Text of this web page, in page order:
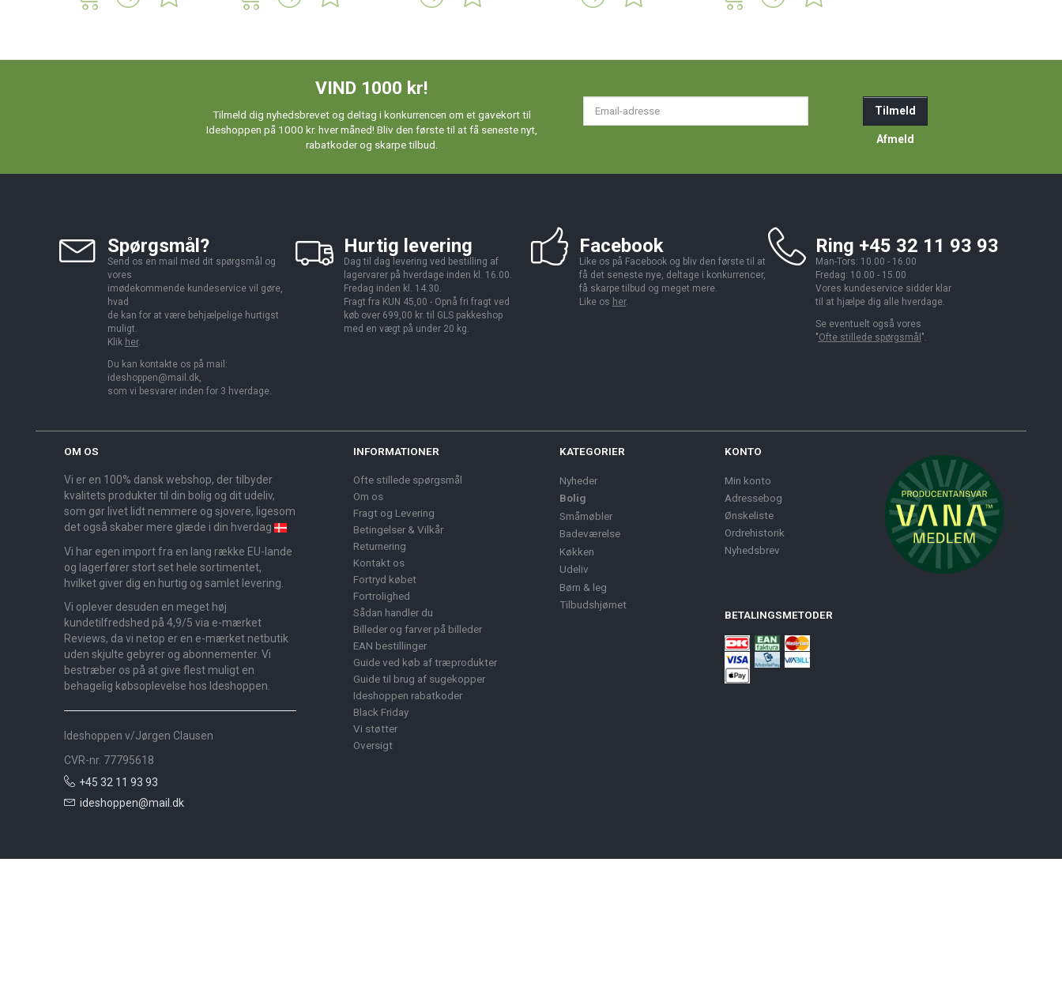
VIND 1000 kr!
Tilmeld dig nyhedsbrevet og deltag i konkurrencen om et gavekort til
Ideshoppen på 1000 kr. hver måned! Bliv den første til at få seneste nyt,
rabatkoder og skarpe tilbud.
Tilmeld
Afmeld
Spørgsmål?
Send os en mail med dit spørgsmål og
vores
imødekommende kundeservice vil gøre,
hvad
de kan for at være behjælpelige hurtigst
muligt.
Klik her.
Du kan kontakte os på mail:
ideshoppen@mail.dk,
som vi besvarer inden for 3 hverdage.
Hurtig levering
Dag til dag levering ved bestilling af
lagervarer på hverdage inden kl. 16.00.
Fredag inden kl. 14.30.
Fragt fra KUN 45,00 - Opnå fri fragt ved
køb over 699,00 kr. til GLS pakkeshop
med en vægt på under 20 kg.
Facebook
Like os på Facebook og bliv den første til at
få det seneste nye, deltage i konkurrencer,
få skarpe tilbud og meget mere.
Like os her.
Ring +45 32 11 93 93
Man-Tors: 10.00 - 16.00
Fredag: 10.00 - 15.00
Vores kundeservice sidder klar
til at hjælpe dig alle hverdage.
Se eventuelt også vores
"Ofte stillede spørgsmål ".
OM OS
Vi er en 100% dansk webshop, der tilbyder
kvalitets produkter til din bolig og dit udeliv,
som gør livet lidt nemmere og sjovere, ligesom
det også skaber mere glæde i din hverdag
Vi har egen import fra en lang række EU-lande
og lagerfører stort set hele sortimentet,
hvilket giver dig en hurtig og samlet levering.
Vi oplever desuden en meget høj
kundetilfredshed på 4,9/5 via e-mærket
Reviews, da vi netop er en e-mærket netbutik
uden skjulte gebyrer og abonnementer. Vi
bestræber os på at give flest muligt en
behagelig købsoplevelse hos Ideshoppen.
Ideshoppen v/Jørgen Clausen
CVR-nr. 77795618
+45 32 11 93 93
ideshoppen@mail.dk
INFORMATIONER
Ofte stillede spørgsmål
Om os
Fragt og Levering
Betingelser & Vilkår
Returnering
Kontakt os
Fortryd købet
Fortrolighed
Sådan handler du
Billeder og farver på billeder
EAN bestillinger
Guide ved køb af træprodukter
Guide til brug af sugekopper
Ideshoppen rabatkoder
Black Friday
Vi støtter
Oversigt
KATEGORIER
Nyheder
Bolig
Småmøbler
Badeværelse
Køkken
Udeliv
Børn & leg
Tilbudshjørnet
KONTO
Min konto
Adressebog
Ønskeliste
Ordrehistorik
Nyhedsbrev
BETALINGSMETODER